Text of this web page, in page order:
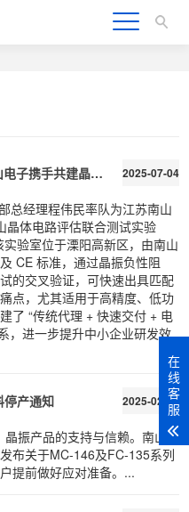
2025-07-04
路评估联合测试实验室
总经理程伟民率队为江苏南山
晶体电路评估联合测试实验
验室位于溧阳高新区，由南山
CE 标准，通过晶振负性阻
的交叉验证，可快速出具匹配
点，尤其适用于高精度、低功
了 “传统代理 + 快速交付 + 电
，进一步提升中小企业研发效
2025-02-27
停产通知
振产品的支持与信赖。南山
布关于MC-146及FC-135系列
提前做好应对准备。...
在
线
客
服